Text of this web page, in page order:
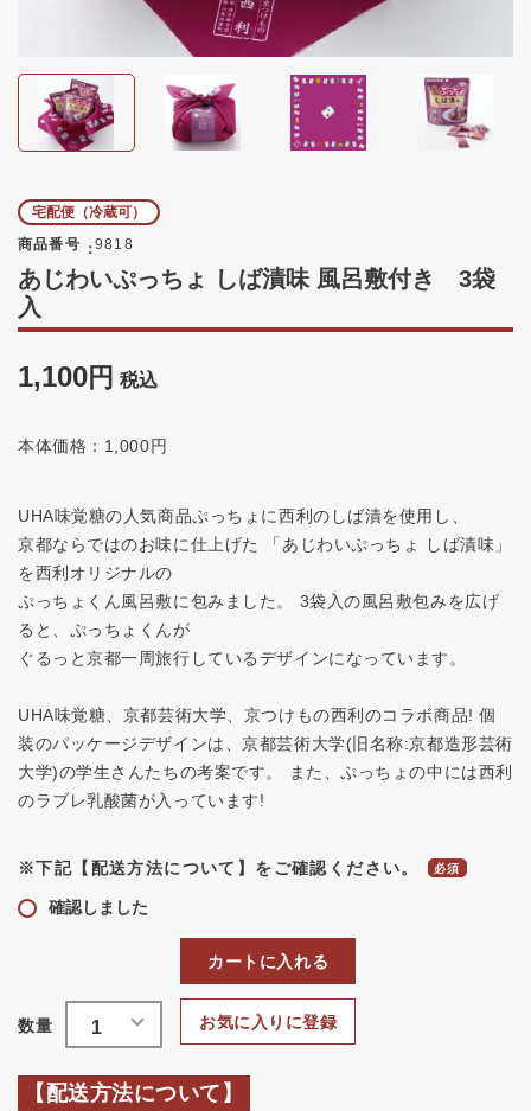
宅配便（冷蔵可）
商品番号
9818
あじわいぷっちょ しば漬味 風呂敷付き 3袋
入
1,100 税込
本体価格：1,000円
UHA味覚糖の人気商品ぷっちょに西利のしば漬を使用し、
京都ならではのお味に仕上げた 「あじわいぷっちょ しば漬味」
を西利オリジナルの
ぷっちょくん風呂敷に包みました。 3袋入の風呂敷包みを広げ
ると、ぷっちょくんが
ぐるっと京都一周旅行しているデザインになっています。
UHA味覚糖、京都芸術大学、京つけもの西利のコラボ商品! 個
装のパッケージデザインは、京都芸術大学(旧名称:京都造形芸術
大学)の学生さんたちの考案です。 また、ぷっちょの中には西利
のラブレ乳酸菌が入っています!
※下記【配送方法について】をご確認ください。
確認しました
お気に入りに登録
カートに入れる
【配送方法について】